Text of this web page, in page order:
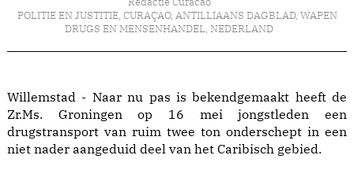
POLITIE EN JUSTITIE, CURAÇAO, ANTILLIAANS DAGBLAD, WAPEN
DRUGS EN MENSENHANDEL, NEDERLAND
Willemstad - Naar nu pas is bekendgemaakt heeft de
Zr.Ms. Groningen op 16 mei jongstleden een
drugstransport van ruim twee ton onderschept in een
niet nader aangeduid deel van het Caribisch gebied.